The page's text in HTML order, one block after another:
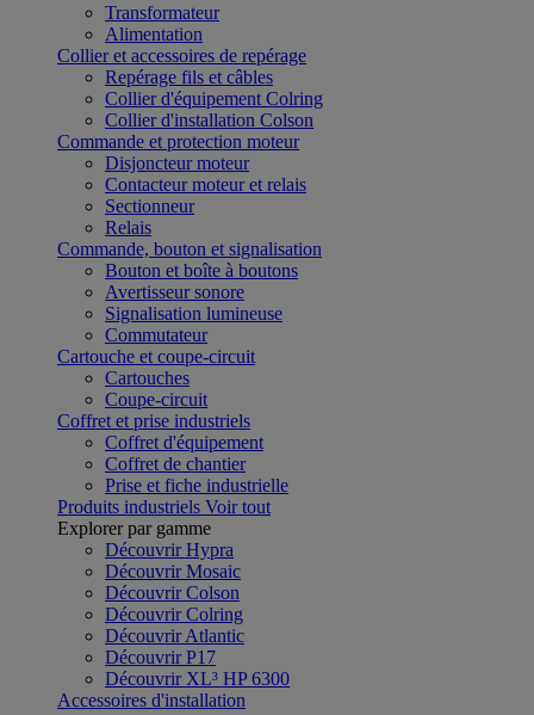
Transformateur
Alimentation
Collier et accessoires de repérage
Repérage fils et câbles
Collier d'équipement Colring
Collier d'installation Colson
Commande et protection moteur
Disjoncteur moteur
Contacteur moteur et relais
Sectionneur
Relais
Commande, bouton et signalisation
Bouton et boîte à boutons
Avertisseur sonore
Signalisation lumineuse
Commutateur
Cartouche et coupe-circuit
Cartouches
Coupe-circuit
Coffret et prise industriels
Coffret d'équipement
Coffret de chantier
Prise et fiche industrielle
Produits industriels Voir tout
Explorer par gamme
Découvrir Hypra
Découvrir Mosaic
Découvrir Colson
Découvrir Colring
Découvrir Atlantic
Découvrir P17
Découvrir XL³ HP 6300
Accessoires d'installation